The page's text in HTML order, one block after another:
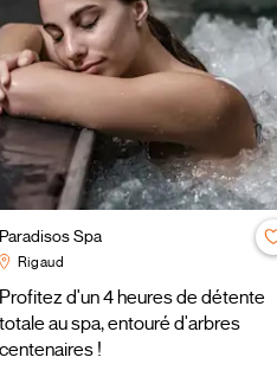
Paradisos Spa
Rigaud
Profitez d'un 4 heures de détente
totale au spa, entouré d'arbres
centenaires !